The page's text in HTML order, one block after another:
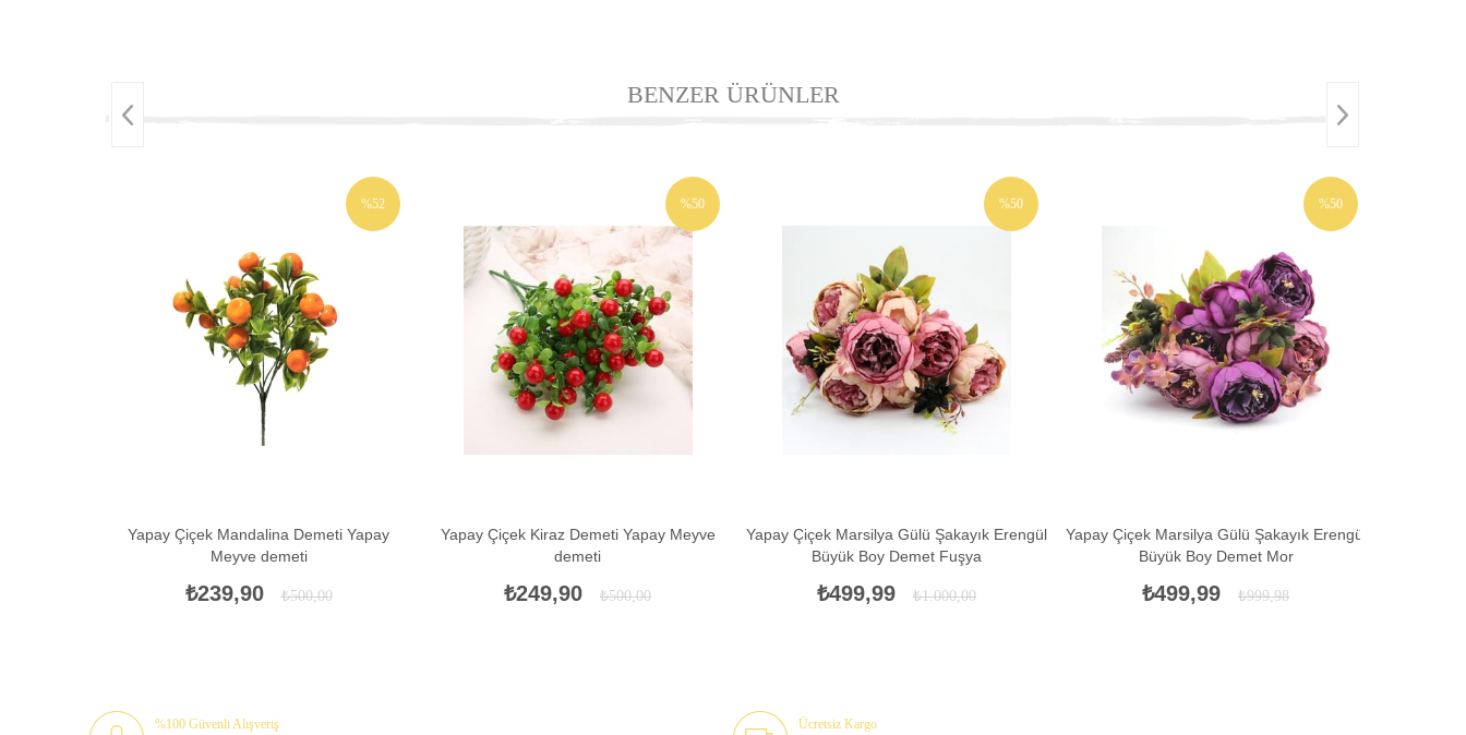
BENZER ÜRÜNLER
Yapay Çiçek Mandalina Demeti Yapay
Meyve demeti
₺239,90 ₺500,00
%52
Yapay Çiçek Kiraz Demeti Yapay Meyve
demeti
₺249,90 ₺500,00
%50
İNDIRIM
Yapay Çiçek Marsilya Gülü Şakayık Erengül
Büyük Boy Demet Fuşya
₺499,99 ₺1.000,00
%50
Yapay Çiçek Marsilya Gülü Şakayık Erengül
Büyük Boy Demet Mor
₺499,99 ₺999,98
%50
%100 Güvenli Alışveriş Ücretsiz Kargo